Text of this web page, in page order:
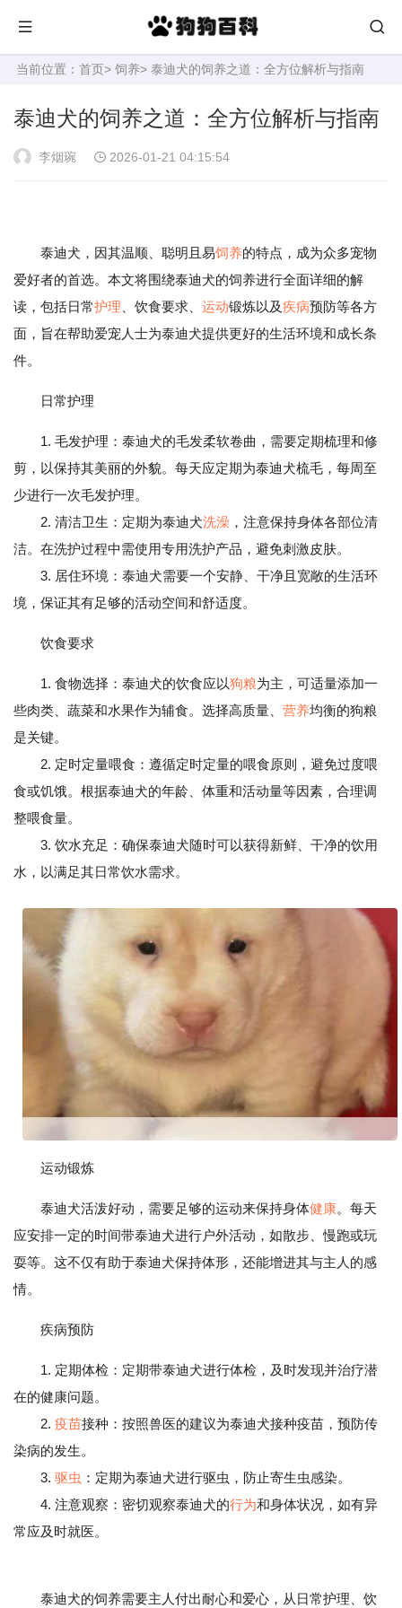
当前位置： 首页> 饲养> 泰迪犬的饲养之道：全方位解析与指南
泰迪犬的饲养之道：全方位解析与指南
李烟琬 2026-01-21 04:15:54
泰迪犬，因其温顺、聪明且易饲养的特点，成为众多宠物
爱好者的首选。本文将围绕泰迪犬的饲养进行全面详细的解
读，包括日常护理 、饮食要求、 运动锻炼以及疾病预防等各方
面，旨在帮助爱宠人士为泰迪犬提供更好的生活环境和成长条
件。
日常护理
1. 毛发护理：泰迪犬的毛发柔软卷曲，需要定期梳理和修
剪，以保持其美丽的外貌。每天应定期为泰迪犬梳毛，每周至
少进行一次毛发护理。
2. 清洁卫生：定期为泰迪犬洗澡 ，注意保持身体各部位清
洁。在洗护过程中需使用专用洗护产品，避免刺激皮肤。
3. 居住环境：泰迪犬需要一个安静、干净且宽敞的生活环
境，保证其有足够的活动空间和舒适度。
饮食要求
1. 食物选择：泰迪犬的饮食应以狗粮为主，可适量添加一
些肉类、蔬菜和水果作为辅食。选择高质量、 营养均衡的狗粮
是关键。
2. 定时定量喂食：遵循定时定量的喂食原则，避免过度喂
食或饥饿。根据泰迪犬的年龄、体重和活动量等因素，合理调
整喂食量。
3. 饮水充足：确保泰迪犬随时可以获得新鲜、干净的饮用
水，以满足其日常饮水需求。
运动锻炼
泰迪犬活泼好动，需要足够的运动来保持身体健康。每天
应安排一定的时间带泰迪犬进行户外活动，如散步、慢跑或玩
耍等。这不仅有助于泰迪犬保持体形，还能增进其与主人的感
情。
疾病预防
1. 定期体检：定期带泰迪犬进行体检，及时发现并治疗潜
在的健康问题。
2. 疫苗接种：按照兽医的建议为泰迪犬接种疫苗，预防传
染病的发生。
3. 驱虫 ：定期为泰迪犬进行驱虫，防止寄生虫感染。
4. 注意观察：密切观察泰迪犬的行为和身体状况，如有异
常应及时就医。
泰迪犬的饲养需要主人付出耐心和爱心，从日常护理、饮